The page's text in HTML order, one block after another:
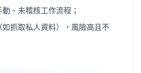
、未稽核工作流程；
抓取私人資料），風險高且不